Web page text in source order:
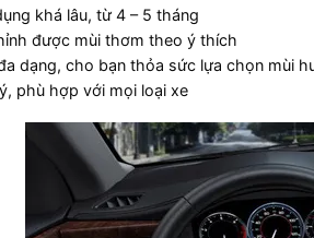
khá lâu, từ 4 – 5 tháng
được mùi thơm theo ý thích
dạng, cho bạn thỏa sức lựa chọn mùi
phù hợp với mọi loại xe